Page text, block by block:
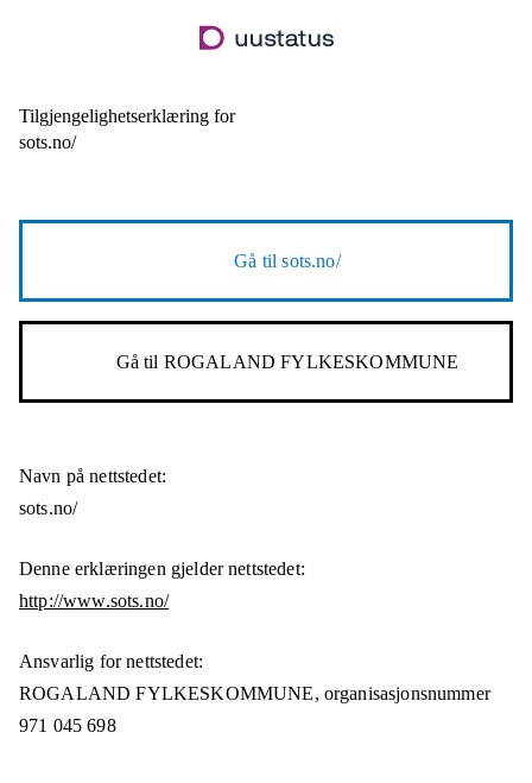
til
Tilgjengelighetserklæring for
sots.no/
Gå tilsots.no/
Gå til ROGALAND FYLKESKOMMUNE
Navn på nettstedet:
sots.no/
Denne erklæringen gjelder nettstedet:
http://www.sots.no/
Ansvarlig for nettstedet:
ROGALAND FYLKESKOMMUNE, organisasjonsnummer
971 045 698